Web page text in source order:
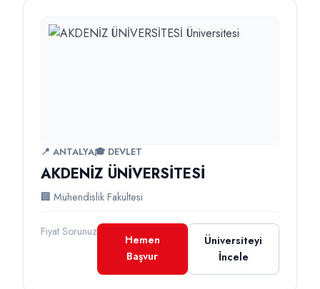
📍 ANTALYA🎓 DEVLET
AKDENİZ ÜNİVERSİTESİ
🏢 Mühendislik Fakültesi
Fiyat Sorunuz
Hemen
Başvur
Üniversiteyi
İncele